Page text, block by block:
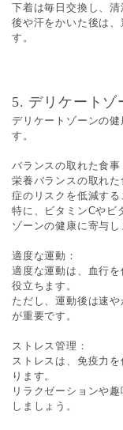
下着は毎日交換し、
後や汗をかいた後は
す。
5. デリケートゾ
デリケートゾーンの
す。
バランスの取れた食事
栄養バランスの取れ
症のリスクを低減する
特に、ビタミンCやビ
ゾーンの健康に寄与し
適度な運動：
適度な運動は、血行
役立ちます。
ただし、運動後は速
が重要です。
ストレス管理：
ストレスは、免疫力
ります。
リラクゼーションや
しましょう。